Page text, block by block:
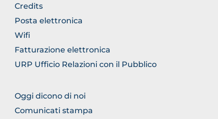
FOOTER
GENERICO
Credits
Posta elettronica
Wifi
Fatturazione elettronica
URP Ufficio Relazioni con il Pubblico
FOOTER
COMUNICAZIONE
Oggi dicono di noi
Comunicati stampa